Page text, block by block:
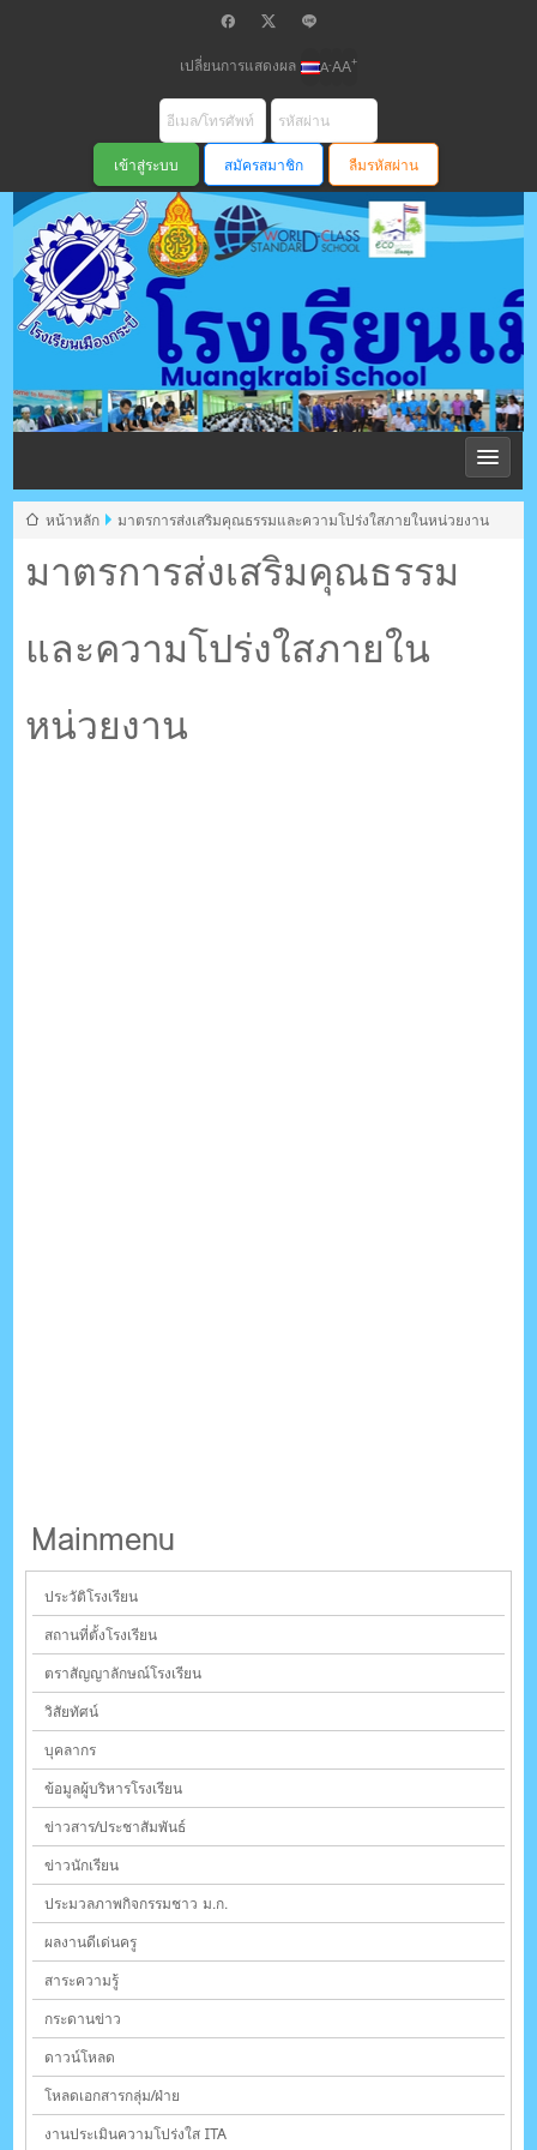
เปลี่ยนการแสดงผล A-AA+
สมัครสมาชิก ลืมรหัสผ่าน
โรงเรียนเมือง
กระบี่ สพม
ตรัง กระบี่
ระบบบริหารจัดการเว็บไซต์ (CMS) ด้วย Ajax โดยคนไทย
มาตรการส่งเสริมคุณธรรม
และความโปร่งใสภายใน
หน่วยงาน
หน้าหลัก มาตรการส่งเสริมคุณธรรมและความโปร่งใสภายในหน่วยงาน
Mainmenu
ประวัติโรงเรียน
สถานที่ตั้งโรงเรียน
ตราสัญญาลักษณ์โรงเรียน
วิสัยทัศน์
บุคลากร
ข้อมูลผู้บริหารโรงเรียน
ข่าวสาร/ประชาสัมพันธ์
ข่าวนักเรียน
ประมวลภาพกิจกรรมชาว ม.ก.
ผลงานดีเด่นครู
สาระความรู้
กระดานข่าว
ดาวน์โหลด
โหลดเอกสารกลุ่ม/ฝ่าย
งานประเมินความโปร่งใส ITA